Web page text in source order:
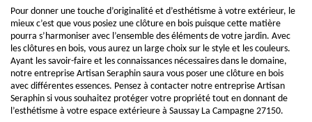
Pour donner une touche d’originalité et d’esthétisme à votre extérieur, le
mieux c’est que vous posiez une clôture en bois puisque cette matière
pourra s’harmoniser avec l’ensemble des éléments de votre jardin. Avec
les clôtures en bois, vous aurez un large choix sur le style et les couleurs.
Ayant les savoir-faire et les connaissances nécessaires dans le domaine,
notre entreprise Artisan Seraphin saura vous poser une clôture en bois
avec différentes essences. Pensez à contacter notre entreprise Artisan
Seraphin si vous souhaitez protéger votre propriété tout en donnant de
l’esthétisme à votre espace extérieure à Saussay La Campagne 27150.